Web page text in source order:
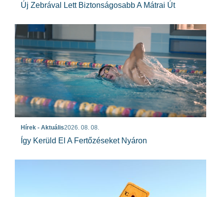
Új Zebrával Lett Biztonságosabb A Mátrai Út
Hírek - Aktuális2026. 08. 08.
Így Kerüld El A Fertőzéseket Nyáron